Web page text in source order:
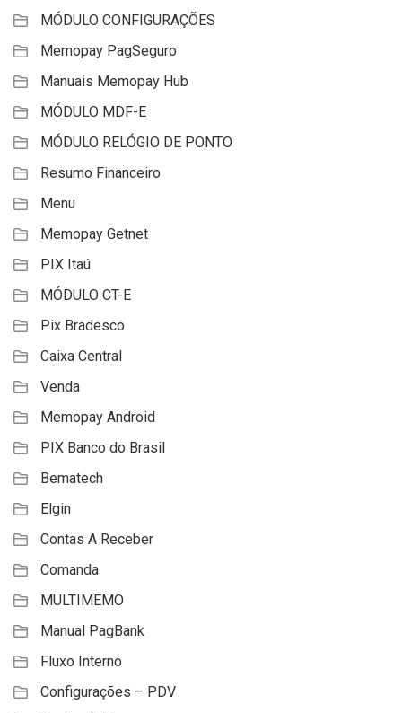
MÓDULO CONFIGURAÇÕES
Memopay PagSeguro
Manuais Memopay Hub
MÓDULO MDF-E
MÓDULO RELÓGIO DE PONTO
Resumo Financeiro
Menu
Memopay Getnet
PIX Itaú
MÓDULO CT-E
Pix Bradesco
Caixa Central
Venda
Memopay Android
PIX Banco do Brasil
Bematech
Elgin
Contas A Receber
Comanda
MULTIMEMO
Manual PagBank
Fluxo Interno
Configurações – PDV